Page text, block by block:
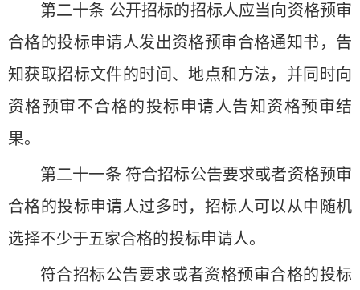
第二十条 公开招标的招标人应当向资格预审
合格的投标申请人发出资格预审合格通知书，告
知获取招标文件的时间、地点和方法，并同时向
资格预审不合格的投标申请人告知资格预审结
果。
第二十一条 符合招标公告要求或者资格预审
合格的投标申请人过多时，招标人可以从中随机
选择不少于五家合格的投标申请人。
符合招标公告要求或者资格预审合格的投标